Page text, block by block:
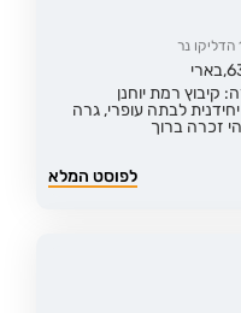
הדליקו נר
בארי
קיבוץ רמת יוחנן
לבתה עופרי, גרה
זכרה ברוך
לפוסט המלא